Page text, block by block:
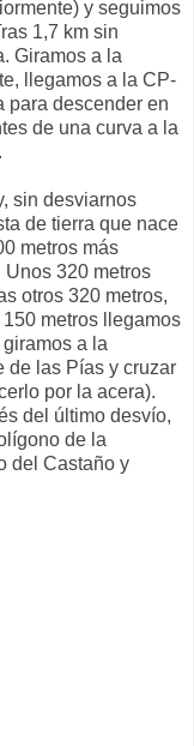
y seguimos
1,7 km sin
Giramos a la
llegamos a la CP-
para descender en
de una curva a la
sin desviarnos
de tierra que nace
metros más
320 metros
otros 320 metros,
metros llegamos
a la
de las Pías y cruzar
por la acera).
del último desvío,
de la
del Castaño y